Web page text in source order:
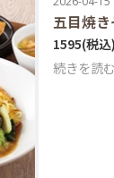
五目焼
1595(税込)
続きを読む